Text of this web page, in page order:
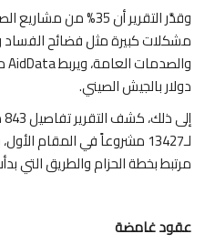
وقدَّر التقرير أن 35%
مشكلات كبيرة مثل فضائح الفساد
دولار بالجيش الصيني.
مرتبط بخطة الحزام والطريق التي بدأت
عقود غامضة